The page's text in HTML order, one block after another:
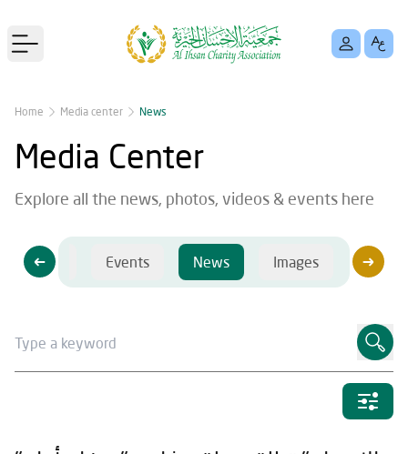
Open main menu
Home Media center News
Media Center
Explore all the news, photos, videos & events here
Videos Events News Images Videos